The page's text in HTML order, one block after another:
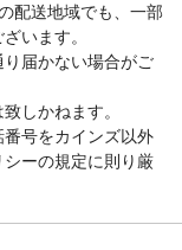
配送地域でも、一部
います。
届かない場合がご
しかねます。
号をカインズ以外
ーの規定に則り厳